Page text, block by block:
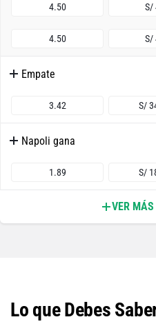
4.50 S/
4.50 S/
Empate
3.42 S/
Napoli gana
1.89 S/
Ambos Equipos Anotan - Sí
1.75 S/
VER MÁS
Lo que Debes